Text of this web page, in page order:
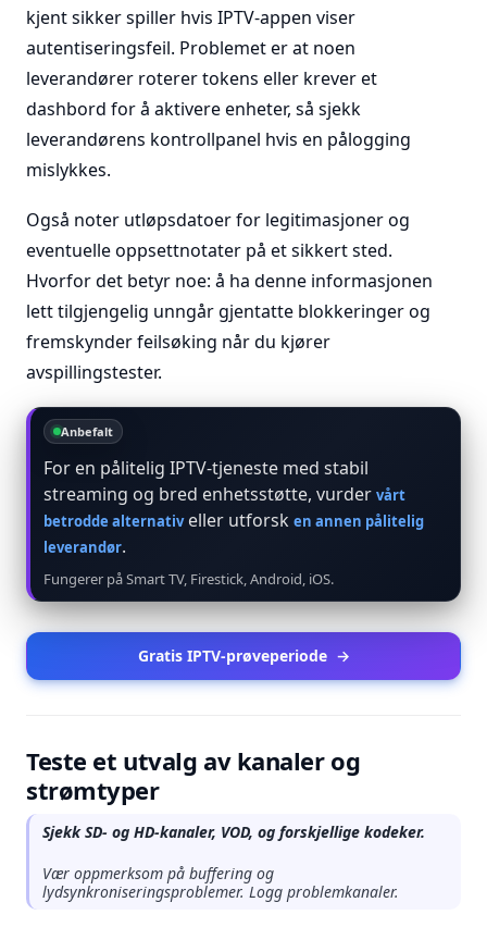
kjent sikker spiller hvis IPTV-appen viser
autentiseringsfeil. Problemet er at noen
leverandører roterer tokens eller krever et
dashbord for å aktivere enheter, så sjekk
leverandørens kontrollpanel hvis en pålogging
mislykkes.
Også noter utløpsdatoer for legitimasjoner og
eventuelle oppsettnotater på et sikkert sted.
Hvorfor det betyr noe: å ha denne informasjonen
lett tilgjengelig unngår gjentatte blokkeringer og
fremskynder feilsøking når du kjører
avspillingstester.
Anbefalt
For en pålitelig IPTV-tjeneste med stabil
streaming og bred enhetsstøtte, vurder vårt
betrodde alternativeller utforsk en annen pålitelig
leverandør.
Fungerer på Smart TV, Firestick, Android, iOS.
Gratis IPTV-prøveperiode →
Teste et utvalg av kanaler og
strømtyper
Sjekk SD- og HD-kanaler, VOD, og forskjellige kodeker.
Vær oppmerksom på buffering og
lydsynkroniseringsproblemer. Logg problemkanaler.